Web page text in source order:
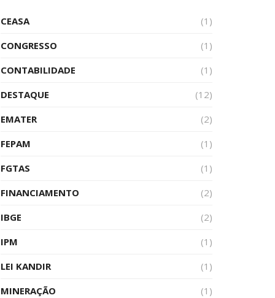
CEASA
(1)
CONGRESSO
(1)
CONTABILIDADE
(1)
DESTAQUE
(12)
EMATER
(2)
FEPAM
(1)
FGTAS
(1)
FINANCIAMENTO
(2)
IBGE
(2)
IPM
(1)
LEI KANDIR
(1)
MINERAÇÃO
(1)